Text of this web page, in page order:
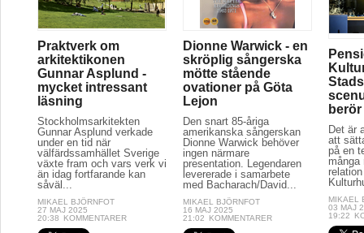
Praktverk om
arkitektikonen
Gunnar Asplund -
mycket intressant
läsning
Stockholmsarkitekten
Gunnar Asplund verkade
under en tid när
välfärdssamhället Sverige
växte fram och vars verk vi
än idag fortfarande kan
såväl...
MIKAEL BJÖRNFOT
27 MAJ 2025
20:38
KOMMENTARER
Dionne Warwick - en
skröplig sångerska
mötte stående
ovationer på Göta
Lejon
Den snart 85-åriga
amerikanska sångerskan
Dionne Warwick behöver
ingen närmare
presentation. Legendaren
levererade i samarbete
med Bacharach/David...
MIKAEL BJÖRNFOT
16 MAJ 2025
21:02
KOMMENTARER
berör
Det är
att
på en
många
MIKAEL
03 MAJ
19:22